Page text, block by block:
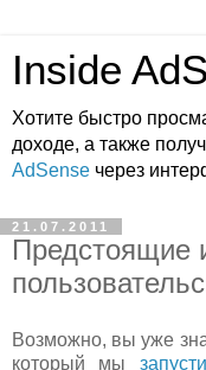
Inside
Хотите быстро
доходе, а также
AdSense через
21.07.2011
Предстоящие
Возможно, вы уже
который мы